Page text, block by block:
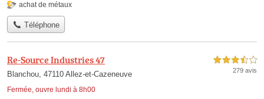
achat de métaux
Téléphone
Re-Source Industries 47
Blanchou, 47110 Allez-et-Cazeneuve
Fermée, ouvre lundi à 8h00
3,5 étoiles sur 5
279 avis